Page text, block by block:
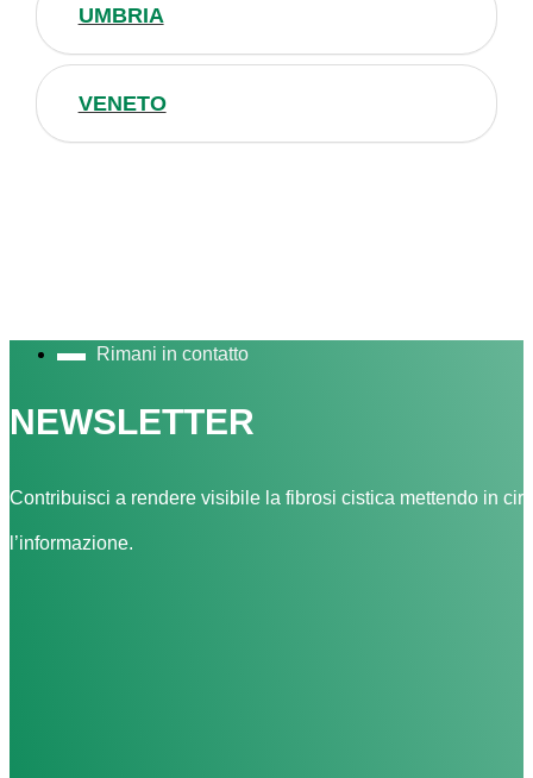
UMBRIA
VENETO
Rimani in contatto
NEWSLETTER
Contribuisci a rendere visibile la fibrosi cistica mettendo in
l’informazione.